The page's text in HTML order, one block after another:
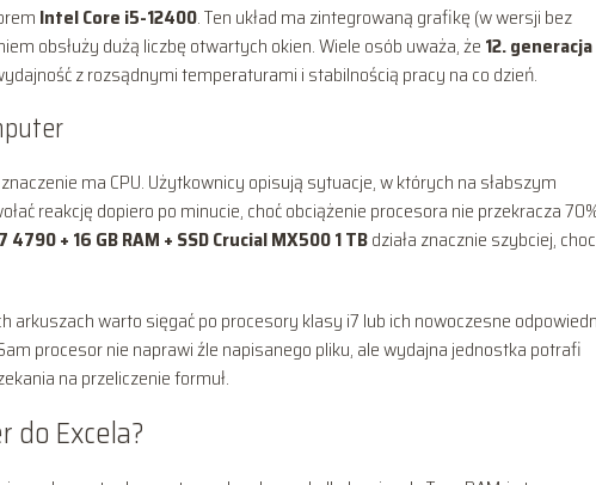
Intel Core i5-12400. Ten układ ma zintegrowaną grafikę (w wersji bez
obsłuży dużą liczbę otwartych okien. Wiele osób uważa, że 12. generacja
z rozsądnymi temperaturami i stabilnością pracy na co dzień.
ma CPU. Użytkownicy opisują sytuacje, w których na słabszym
reakcję dopiero po minucie, choć obciążenie procesora nie przekracza
4790 + 16 GB RAM + SSD Crucial MX500 1 TBdziała znacznie szybciej,
arkuszach warto sięgać po procesory klasy i7 lub ich nowoczesne
procesor nie naprawi źle napisanego pliku, ale wydajna jednostka potrafi
na przeliczenie formuł.
do Excela?